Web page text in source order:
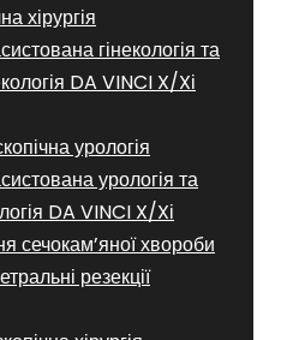
хірургія
гінекологія та
DA VINCI X/Xі
урологія
урологія та
DA VINCI X/Xі
сечокам’яної хвороби
резекції